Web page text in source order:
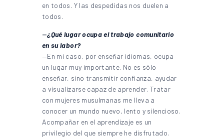
en todos. Y las despedidas nos duelen a
todos.
—¿Qué lugar ocupa el trabajo comunitario
en su labor?
—En mi caso, por enseñar idiomas, ocupa
un lugar muy importante. No es sólo
enseñar, sino transmitir confianza, ayudar
a visualizarse capaz de aprender. Tratar
con mujeres musulmanas me lleva a
conocer un mundo nuevo, lento y silencioso.
Acompañar en el aprendizaje es un
privilegio del que siempre he disfrutado.